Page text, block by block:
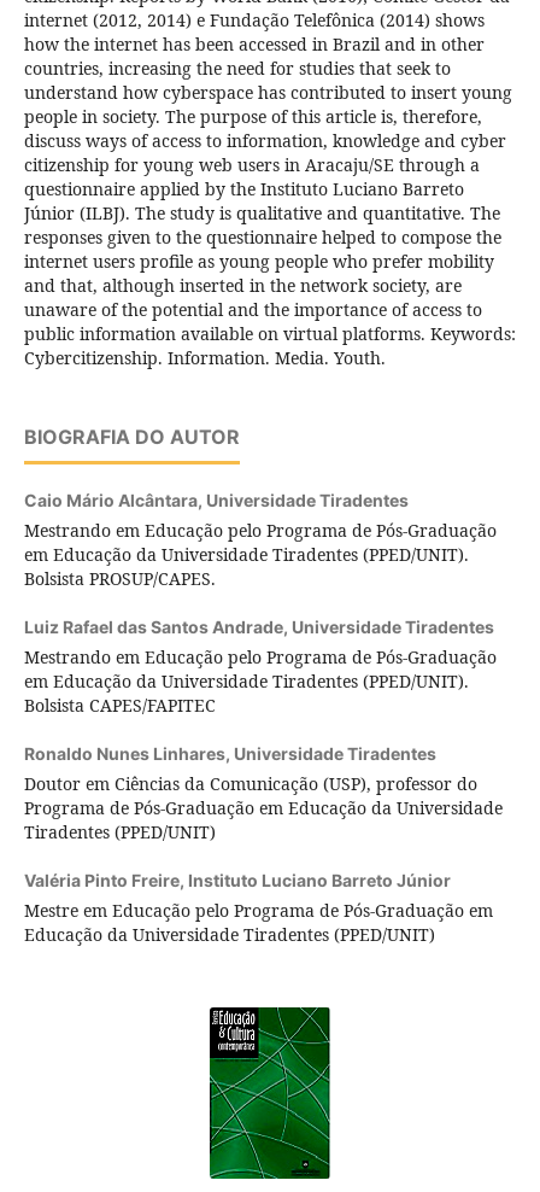
internet (2012, 2014) e Fundação Telefônica (2014) shows
how the internet has been accessed in Brazil and in other
countries, increasing the need for studies that seek to
understand how cyberspace has contributed to insert young
people in society. The purpose of this article is, therefore,
discuss ways of access to information, knowledge and cyber
citizenship for young web users in Aracaju/SE through a
questionnaire applied by the Instituto Luciano Barreto
Júnior (ILBJ). The study is qualitative and quantitative. The
responses given to the questionnaire helped to compose the
internet users profile as young people who prefer mobility
and that, although inserted in the network society, are
unaware of the potential and the importance of access to
public information available on virtual platforms. Keywords:
Cybercitizenship. Information. Media. Youth.
BIOGRAFIA DO AUTOR
Caio Mário Alcântara, Universidade Tiradentes
Mestrando em Educação pelo Programa de Pós-Graduação
em Educação da Universidade Tiradentes (PPED/UNIT).
Bolsista PROSUP/CAPES.
Luiz Rafael das Santos Andrade, Universidade Tiradentes
Mestrando em Educação pelo Programa de Pós-Graduação
em Educação da Universidade Tiradentes (PPED/UNIT).
Bolsista CAPES/FAPITEC
Ronaldo Nunes Linhares, Universidade Tiradentes
Doutor em Ciências da Comunicação (USP), professor do
Programa de Pós-Graduação em Educação da Universidade
Tiradentes (PPED/UNIT)
Valéria Pinto Freire, Instituto Luciano Barreto Júnior
Mestre em Educação pelo Programa de Pós-Graduação em
Educação da Universidade Tiradentes (PPED/UNIT)